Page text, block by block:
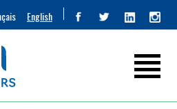
English